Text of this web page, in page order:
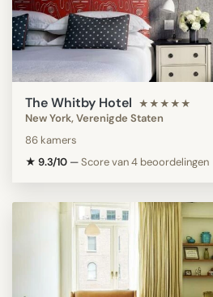
The Whitby Hotel ★★★★★
New York, Verenigde Staten
86 kamers
★ 9.3/10 —Score van 4 beoordelingen